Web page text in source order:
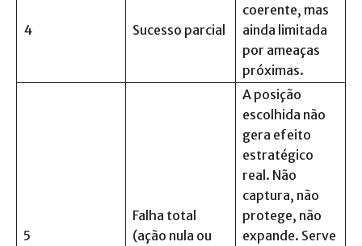
4 Sucesso parcial
coerente, mas
ainda limitada
por ameaças
próximas.
5
Falha total
(ação nula ou
A posição
escolhida não
gera efeito
estratégico
real. Não
captura, não
protege, não
expande. Serve